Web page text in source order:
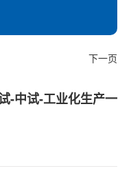
下一页
-中试-工业化生产一